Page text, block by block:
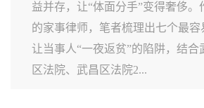
益并存，让“体面分手”变得奢侈。
的家事律师，笔者梳理出七个最容
让当事人“一夜返贫”的陷阱，结合
区法院、武昌区法院2...